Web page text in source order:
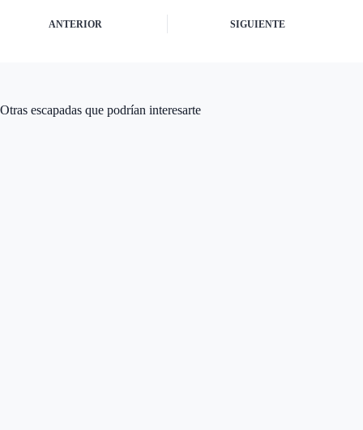
ANTERIOR SIGUIENTE
Otras escapadas que podrían interesarte